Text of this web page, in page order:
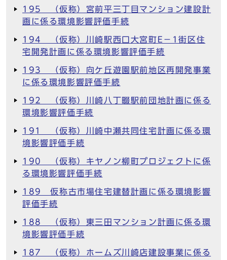
195 （仮称）宮前平三丁目マンション建設計
画に係る環境影響評価手続
194 （仮称）川崎駅西口大宮町E－1街区住
宅開発計画に係る環境影響評価手続
193 （仮称）向ケ丘遊園駅前地区再開発事業
に係る環境影響評価手続
192 （仮称）川崎八丁畷駅前団地計画に係る
環境影響評価手続
191 （仮称）川崎中瀬共同住宅計画に係る環
境影響評価手続
190 （仮称）キヤノン柳町プロジェクトに係
る環境影響評価手続
189 仮称古市場住宅建替計画に係る環境影響
評価手続
188 （仮称）東三田マンション計画に係る環
境影響評価手続
187 （仮称）ホームズ川崎店建設事業に係る